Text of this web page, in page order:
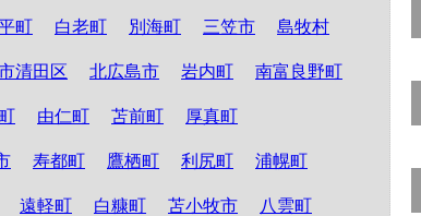
町 白老町 別海町 三笠市 島牧村
清田区 北広島市 岩内町 南富良野町
由仁町 苫前町 厚真町
寿都町 鷹栖町 利尻町 浦幌町
遠軽町 白糠町 苫小牧市 八雲町